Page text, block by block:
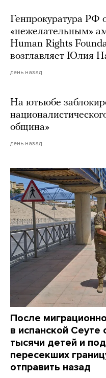
Генпрокуратура РФ
«нежелательным»
Human Rights
возглавляет Юлия
день назад
На ютьюбе
община»
день назад
После
в испанской
тысячи детей и
пересекших
отправить назад